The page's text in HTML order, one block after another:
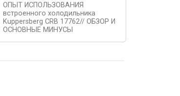
ОПЫТ ИСПОЛЬЗОВАНИЯ
встроенного холодильника
Kuppersberg CRB 17762// ОБЗОР И
ОСНОВНЫЕ МИНУСЫ